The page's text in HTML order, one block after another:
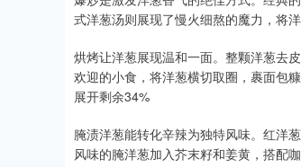
式洋葱汤则展现了慢火细熬的魔力，将
烘烤让洋葱展现温和一面。整颗洋葱去
欢迎的小食，将洋葱横切取圈，裹面包
展开剩余34%
腌渍洋葱能转化辛辣为独特风味。红洋
风味的腌洋葱加入芥末籽和姜黄，搭配